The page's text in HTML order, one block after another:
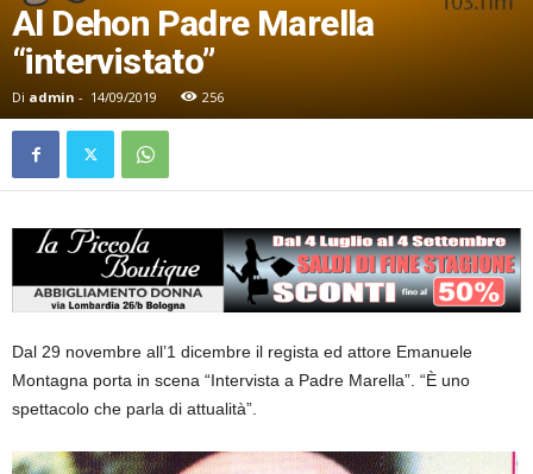
Al Dehon Padre Marella
“intervistato”
Di admin - 14/09/2019 256
Dal 29 novembre all’1 dicembre il regista ed attore Emanuele
Montagna porta in scena “Intervista a Padre Marella”. “È uno
spettacolo che parla di attualità”.